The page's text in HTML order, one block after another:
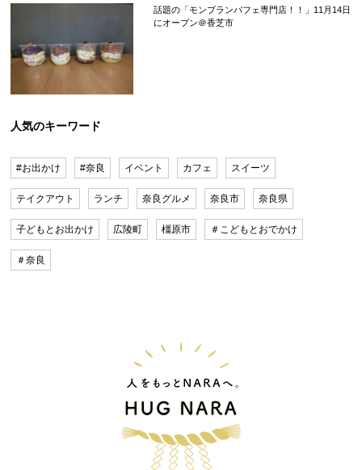
話題の「モンブランパフェ専門店！！」11月14日
にオープン＠香芝市
人気のキーワード
#お出かけ #奈良 イベント カフェ スイーツ
テイクアウト ランチ 奈良グルメ 奈良市 奈良県
子どもとお出かけ 広陵町 橿原市 ＃こどもとおでかけ
＃奈良